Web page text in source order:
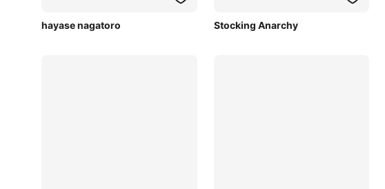
hayase nagatoro Stocking Anarchy